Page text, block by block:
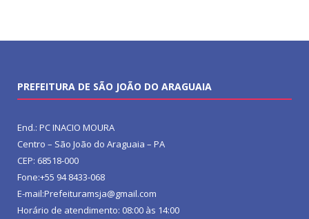
PREFEITURA DE SÃO JOÃO DO ARAGUAIA
End.: PC INACIO MOURA
Centro – São João do Araguaia – PA
CEP: 68518-000
Fone:+55 94 8433-068
E-mail:Prefeituramsja@gmail.com
Horário de atendimento: 08:00 às 14:00